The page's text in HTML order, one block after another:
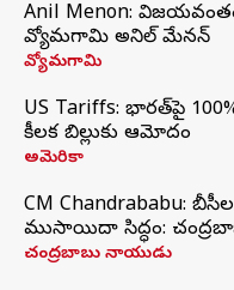
Anil Menon:
వ్యోమగామి అనిల్‌ మేనన్
వ్యోమగామి
US Tariffs: భారత్‌పై
కీలక బిల్లుకు ఆమోదం
అమెరికా
CM Chandrababu: బీసీల
ముసాయిదా సిద్ధం:
చంద్రబాబు నాయుడు